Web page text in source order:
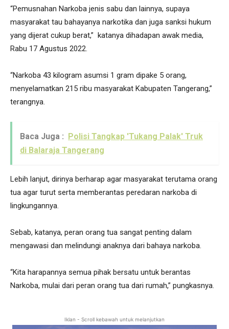
“Pemusnahan Narkoba jenis sabu dan lainnya, supaya
masyarakat tau bahayanya narkotika dan juga sanksi hukum
yang dijerat cukup berat,” katanya dihadapan awak media,
Rabu 17 Agustus 2022.
“Narkoba 43 kilogram asumsi 1 gram dipake 5 orang,
menyelamatkan 215 ribu masyarakat Kabupaten Tangerang,”
terangnya.
Baca Juga :
Polisi Tangkap 'Tukang Palak' Truk
di Balaraja Tangerang
Lebih lanjut, dirinya berharap agar masyarakat terutama orang
tua agar turut serta memberantas peredaran narkoba di
lingkungannya.
Sebab, katanya, peran orang tua sangat penting dalam
mengawasi dan melindungi anaknya dari bahaya narkoba.
“Kita harapannya semua pihak bersatu untuk berantas
Narkoba, mulai dari peran orang tua dari rumah,” pungkasnya.
Iklan - Scroll kebawah untuk melanjutkan